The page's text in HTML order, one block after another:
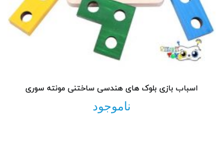
اسباب بازی بلوک های هندسی ساختنی مونته سوری
ناموجود